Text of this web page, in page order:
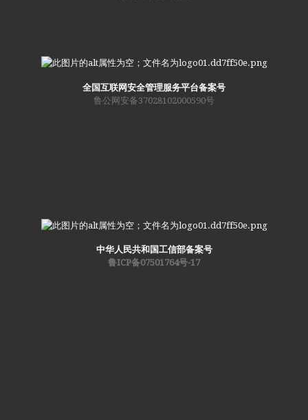
全国互联网安全管理服务平台备案号
鲁公网安备37028102000590号
中华人民共和国工信部备案号
鲁ICP备07501764号-17